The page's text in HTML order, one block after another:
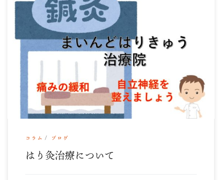
日曜日のから月曜日にかけて、雪が積もらなくて良かったです
ね。 雪には弱い 都会の私たちですから。 今 […]
コラム ブログ
はり灸治療について